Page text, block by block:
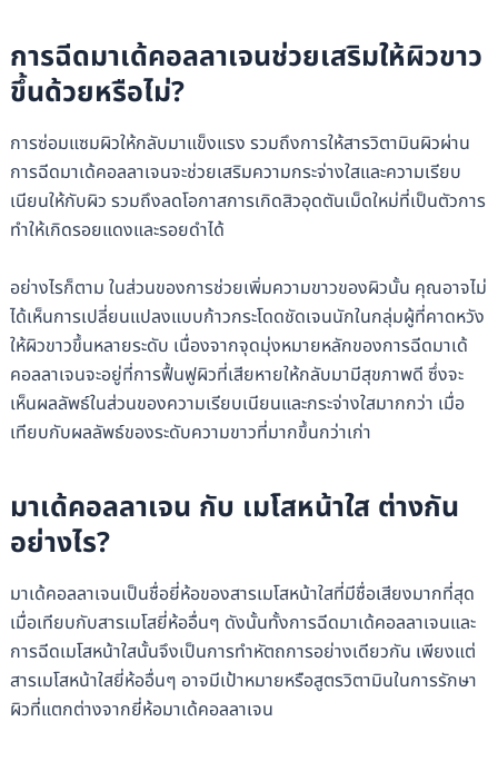
การฉีดมาเด้คอลลาเจนช่วยเสริมให้ผิวขาว
ขึ้นด้วยหรือไม่?
การซ่อมแซมผิวให้กลับมาแข็งแรง รวมถึงการให้สารวิตามินผิวผ่าน
การฉีดมาเด้คอลลาเจนจะช่วยเสริมความกระจ่างใสและความเรียบ
เนียนให้กับผิว รวมถึงลดโอกาสการเกิดสิวอุดตันเม็ดใหม่ที่เป็นตัวการ
ทำให้เกิดรอยแดงและรอยดำได้
อย่างไรก็ตาม ในส่วนของการช่วยเพิ่มความขาวของผิวนั้น คุณอาจไม่
ได้เห็นการเปลี่ยนแปลงแบบก้าวกระโดดชัดเจนนักในกลุ่มผู้ที่คาดหวัง
ให้ผิวขาวขึ้นหลายระดับ เนื่องจากจุดมุ่งหมายหลักของการฉีดมาเด้
คอลลาเจนจะอยู่ที่การฟื้นฟูผิวที่เสียหายให้กลับมามีสุขภาพดี ซึ่งจะ
เห็นผลลัพธ์ในส่วนของความเรียบเนียนและกระจ่างใสมากกว่า เมื่อ
เทียบกับผลลัพธ์ของระดับความขาวที่มากขึ้นกว่าเก่า
มาเด้คอลลาเจน กับ เมโสหน้าใส ต่างกัน
อย่างไร?
มาเด้คอลลาเจนเป็นชื่อยี่ห้อของสารเมโสหน้าใสที่มีชื่อเสียงมากที่สุด
เมื่อเทียบกับสารเมโสยี่ห้ออื่นๆ ดังนั้นทั้งการฉีดมาเด้คอลลาเจนและ
การฉีดเมโสหน้าใสนั้นจึงเป็นการทำหัตถการอย่างเดียวกัน เพียงแต่
สารเมโสหน้าใสยี่ห้ออื่นๆ อาจมีเป้าหมายหรือสูตรวิตามินในการรักษา
ผิวที่แตกต่างจากยี่ห้อมาเด้คอลลาเจน